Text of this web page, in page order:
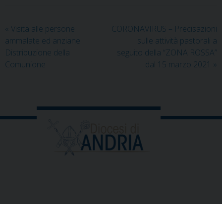
« Visita alle persone
ammalate ed anziane.
Distribuzione della
Comunione
CORONAVIRUS – Precisazioni
sulle attività pastorali a
seguito della “ZONA ROSSA”
dal 15 marzo 2021 »